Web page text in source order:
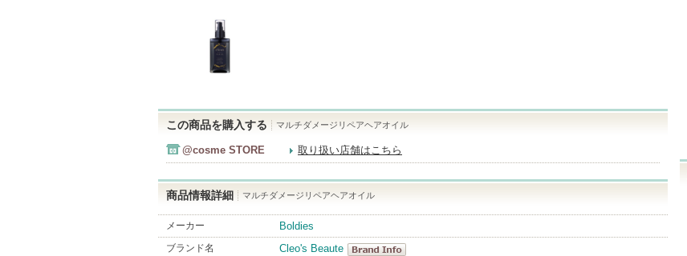
この商品を購入する マルチダメージリペアヘアオイル
@cosme STORE 取り扱い店舗はこちら
商品情報詳細 マルチダメージリペアヘアオイル
メーカー Boldies
ブランド名
Cleo's Beaute